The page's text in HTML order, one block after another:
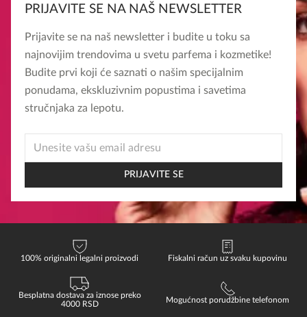
PRIJAVITE SE NA NAŠ NEWSLETTER
Prijavite se na naš newsletter i budite u toku sa
najnovijim trendovima u svetu parfema i kozmetike!
Budite prvi koji će saznati o našim specijalnim
ponudama, ekskluzivnim popustima i savetima
stručnjaka za lepotu.
PRIJAVITE SE
100% originalni legalni proizvodi Fiskalni račun uz svaku kupovinu
Besplatna dostava za iznose preko
4000 RSD
Mogućnost porudžbine telefonom